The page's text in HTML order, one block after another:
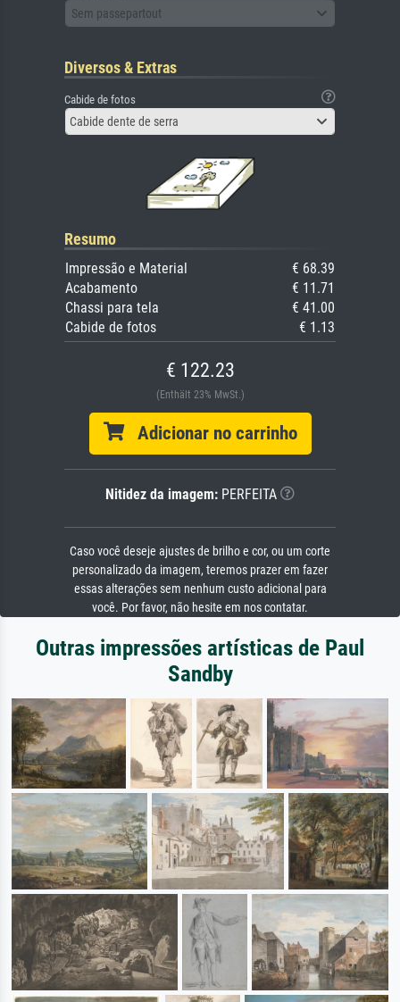
Sem passepartout
Diversos & Extras
Cabide de fotos
Cabide dente de serra
Resumo
Impressão e Material
€ 68.39
Acabamento
€ 11.71
Chassi para tela
€ 41.00
Cabide de fotos
€ 1.13
€ 122.23
(Enthält 23% MwSt.)
Adicionar no carrinho
Nitidez da imagem: PERFEITA
Caso você deseje ajustes de brilho e cor, ou um corte
personalizado da imagem, teremos prazer em fazer
essas alterações sem nenhum custo adicional para
você. Por favor, não hesite em nos contatar.
Outras impressões artísticas de Paul
Sandby